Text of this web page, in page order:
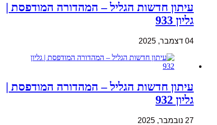
עיתון חדשות הגליל – המהדורה המודפסת |
גליון 933
04 דצמבר, 2025
עיתון חדשות הגליל – המהדורה המודפסת |
גליון 932
27 נובמבר, 2025